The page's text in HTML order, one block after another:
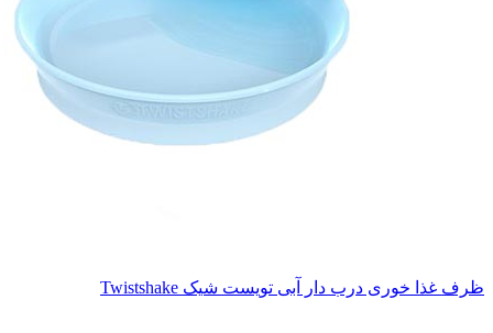
ظرف غذا خوری درب دار آبی تویست شیک Twistshake